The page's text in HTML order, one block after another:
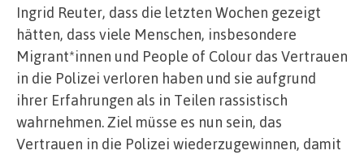
Ingrid Reuter, dass die letzten Wochen gezeigt
hätten, dass viele Menschen, insbesondere
Migrant*innen und People of Colour das Vertrauen
in die Polizei verloren haben und sie aufgrund
ihrer Erfahrungen als in Teilen rassistisch
wahrnehmen. Ziel müsse es nun sein, das
Vertrauen in die Polizei wiederzugewinnen, damit